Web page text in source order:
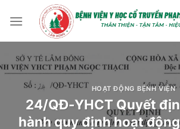
đến
HOẠT ĐỘNG BỆNH VIỆN
24/QĐ-YHCT Quyết
hành quy định hoạt